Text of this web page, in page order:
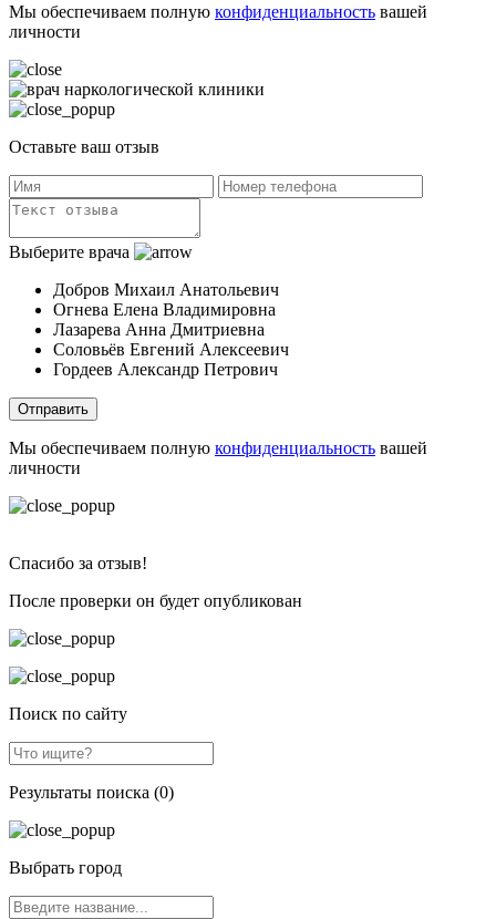
Мы обеспечиваем полную конфиденциальность вашей
личности
Оставьте ваш отзыв
Выберите врача
Добров Михаил Анатольевич
Огнева Елена Владимировна
Лазарева Анна Дмитриевна
Соловьёв Евгений Алексеевич
Гордеев Александр Петрович
Отправить
Мы обеспечиваем полную конфиденциальность вашей
личности
Спасибо за отзыв!
После проверки он будет опубликован
Поиск по сайту
Результаты поиска (0)
Выбрать город